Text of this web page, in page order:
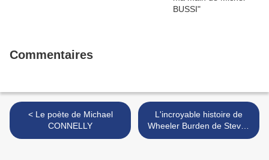
Commentaires
< Le poète de Michael
CONNELLY
L'incroyable histoire de
Wheeler Burden de Steven
EDWARDS >